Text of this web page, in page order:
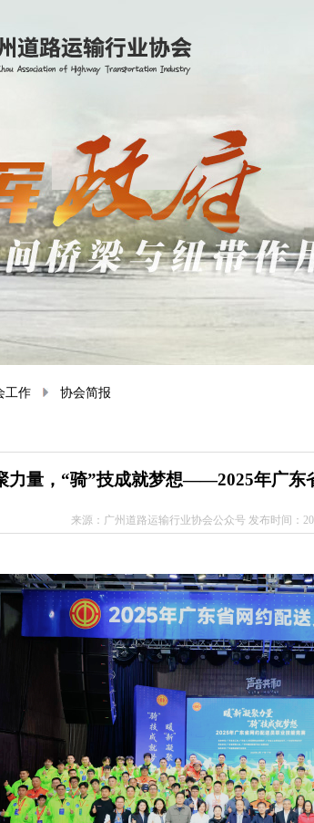
工作 协会简报
力量，“骑”技成就梦想——2025年广东
来源：广州道路运输行业协会公众号 发布时间：